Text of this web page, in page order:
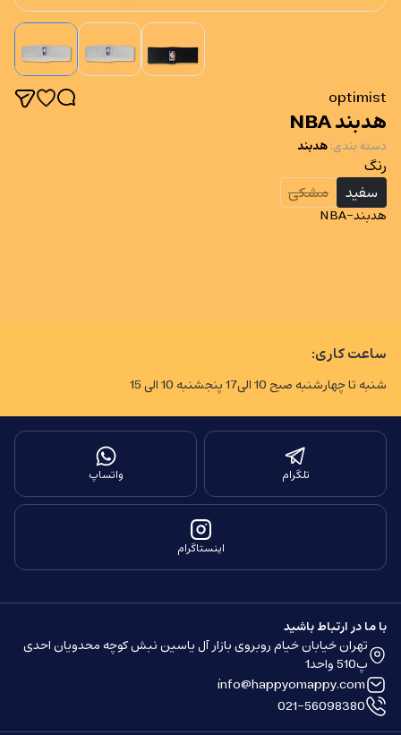
optimist
هدبند NBA
دسته بندی: هدبند
رنگ
سفید
مشکی
هدبند-NBA
ساعت کاری:
شنبه تا چهارشنبه صبح 10 الی17 پنجشنبه 10 الی 15
تلگرام واتساپ
اینستاگرام
با ما در ارتباط باشید
تهران خیابان خیام روبروی بازار آل یاسین نبش کوچه محدویان احدی
پ510 واحد1
info@happyomappy.com
021-56098380